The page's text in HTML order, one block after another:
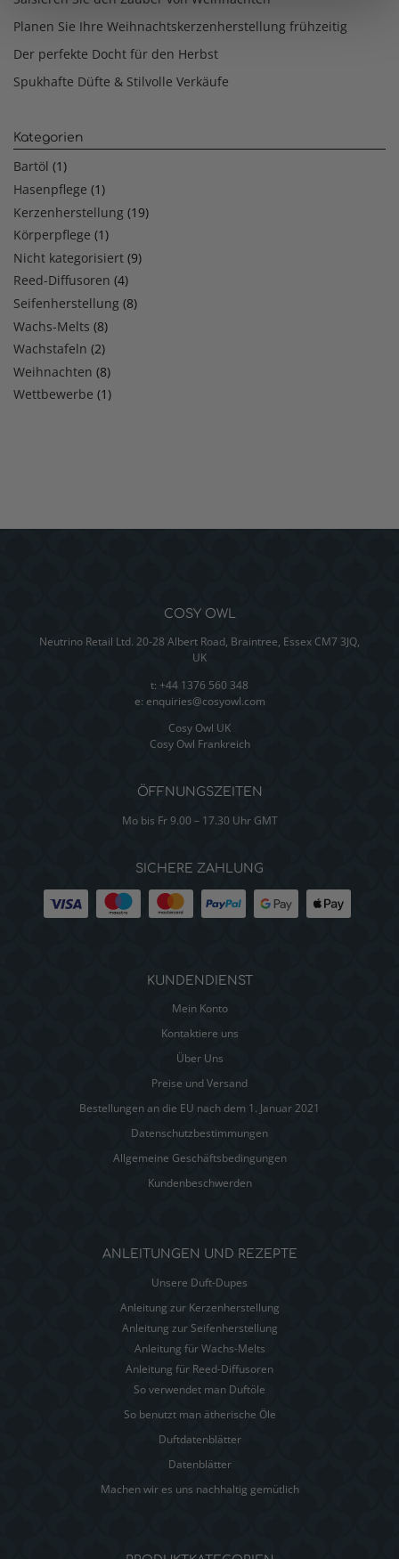
Planen Sie Ihre Weihnachtskerzenherstellung frühzeitig
Der perfekte Docht für den Herbst
Spukhafte Düfte & Stilvolle Verkäufe
Kategorien
Bartöl (1)
Hasenpflege (1)
Kerzenherstellung (19)
Körperpflege (1)
Nicht kategorisiert (9)
Reed-Diffusoren (4)
Seifenherstellung (8)
Wachs-Melts (8)
Wachstafeln (2)
Weihnachten (8)
Wettbewerbe (1)
COSY OWL
Neutrino Retail Ltd. 20-28 Albert Road, Braintree, Essex CM7 3JQ,
UK
t: +44 1376 560 348
e: enquiries@cosyowl.com
Cosy Owl UK
Cosy Owl Frankreich
ÖFFNUNGSZEITEN
Mo bis Fr 9.00 – 17.30 Uhr GMT
SICHERE ZAHLUNG
KUNDENDIENST
Mein Konto
Kontaktiere uns
Über Uns
Preise und Versand
Bestellungen an die EU nach dem 1. Januar 2021
Datenschutzbestimmungen
Allgemeine Geschäftsbedingungen
Kundenbeschwerden
ANLEITUNGEN UND REZEPTE
Unsere Duft-Dupes
Anleitung zur Kerzenherstellung
Anleitung zur Seifenherstellung
Anleitung für Wachs-Melts
Anleitung für Reed-Diffusoren
So verwendet man Duftöle
So benutzt man ätherische Öle
Duftdatenblätter
Datenblätter
Machen wir es uns nachhaltig gemütlich